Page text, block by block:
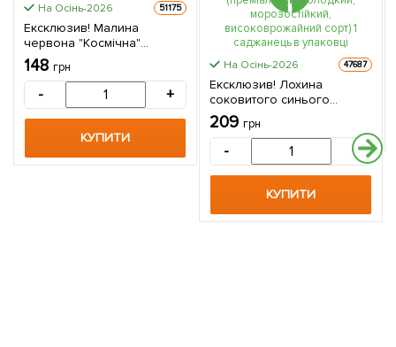
На Осінь-2026 51175
Ексклюзив! Малина
червона "Космічна"
(Space) (преміальний
морозостійкий,
ремонтантний сорт)
148 грн
- +
КУПИТИ
На Осінь-2026 47687
Ексклюзив! Лохина
соковитого синього
блискучого кольору
"Солодке захоплення"
(Sweet Delight)
(преміальний, солодкий,
морозостійкий,
високоврожайний сорт) 1
209 грн
- +
КУПИТИ